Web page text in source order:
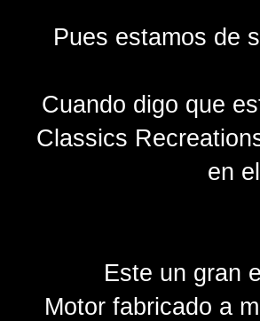
Pues estamos de
Cuando digo que
Classics
en
Este un gran
Motor fabricado a